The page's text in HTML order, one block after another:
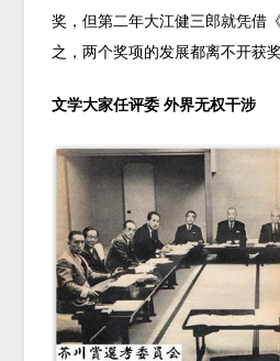
奖，但第二年大江健三郎就凭借
之，两个奖项的发展都离不开获奖
文学大家任评委 外界无权干涉